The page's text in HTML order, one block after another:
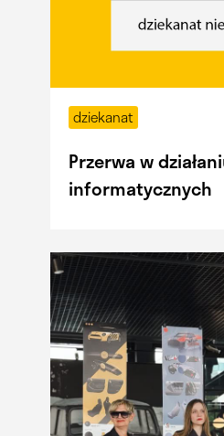
dziekanat
Przerwa w
informatycznych